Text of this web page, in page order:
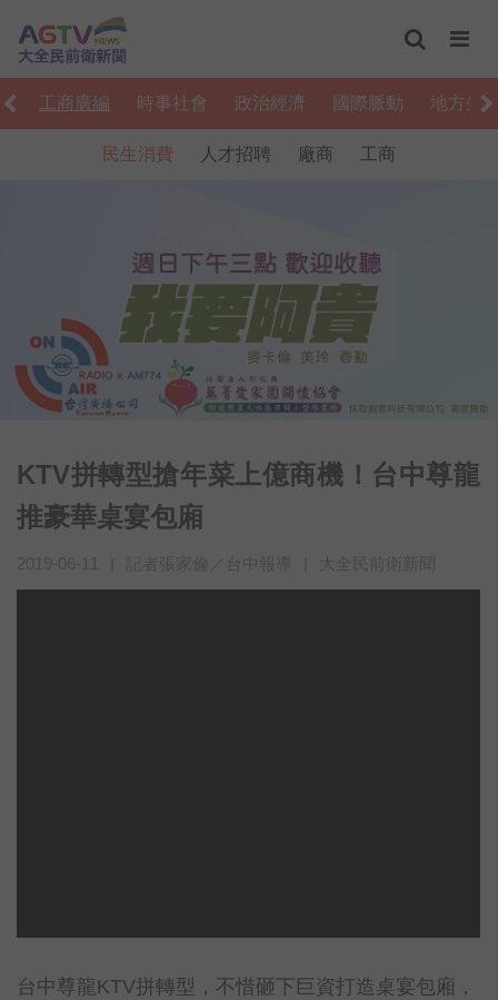
工商廣編 時事社會 政治經濟 國際脈動 地方生
民生消費 人才招聘 廠商 工商
KTV拼轉型搶年菜上億商機！台中尊龍
推豪華桌宴包廂
台中尊龍KTV拼轉型，不惜砸下巨資打造桌宴包廂，